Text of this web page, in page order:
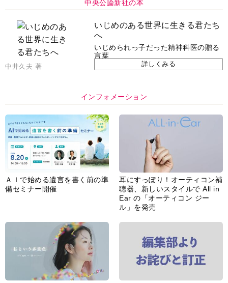
中央公論新社の本
いじめのある世界に生きる君たち
へ
いじめられっ子だった精神科医の贈る
言葉
中井久夫 著 詳しくみる
インフォメーション
ＡＩで始める遺言を書く前の準
備セミナー開催
耳にすっぽり！オーティコン補
聴器、新しいスタイルで All in
Ear の「オーティコン ジー
ル」を発売